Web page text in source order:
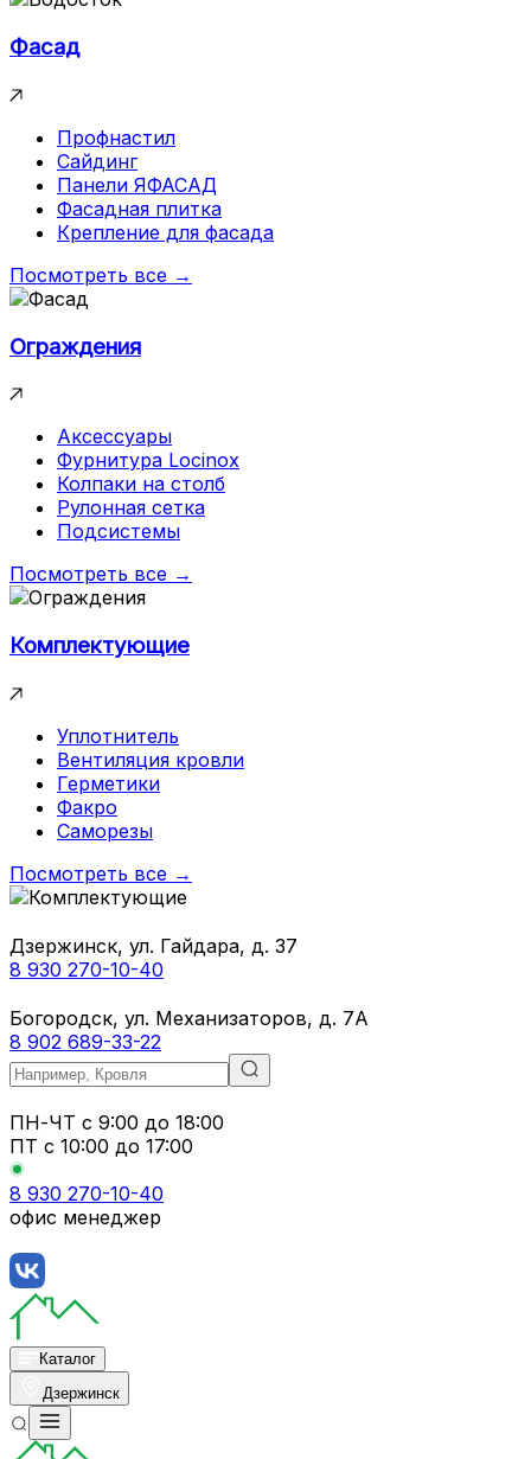
Фасад
Профнастил
Сайдинг
Панели ЯФАСАД
Фасадная плитка
Крепление для фасада
Посмотреть все →
Ограждения
Аксессуары
Фурнитура Locinox
Колпаки на столб
Рулонная сетка
Подсистемы
Посмотреть все →
Комплектующие
Уплотнитель
Вентиляция кровли
Герметики
Факро
Саморезы
Посмотреть все →
Дзержинск, ул. Гайдара, д. 37
8 930 270-10-40
Богородск, ул. Механизаторов, д. 7А
8 902 689-33-22
ПН-ЧТ с 9:00 до 18:00
ПТ с 10:00 до 17:00
8 930 270-10-40
офис менеджер
Каталог
Дзержинск